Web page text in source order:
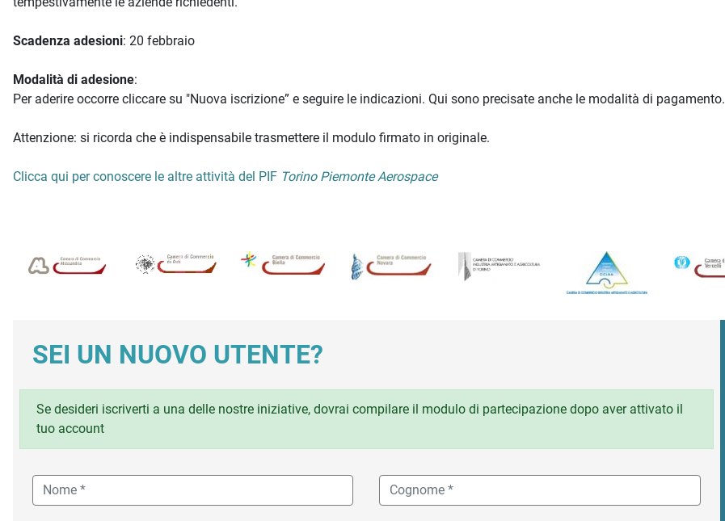
Scadenza adesioni: 20 febbraio
Modalità di adesione:
Per aderire occorre cliccare su "Nuova iscrizione” e seguire le indicazioni. Qui sono precisate anche le modalità di pagamento.
Attenzione: si ricorda che è indispensabile trasmettere il modulo firmato in originale.
Clicca qui per conoscere le altre attività del PIF Torino Piemonte Aerospace
SEI UN NUOVO UTENTE?
Se desideri iscriverti a una delle nostre iniziative, dovrai compilare il modulo di partecipazione dopo aver attivato il
tuo account